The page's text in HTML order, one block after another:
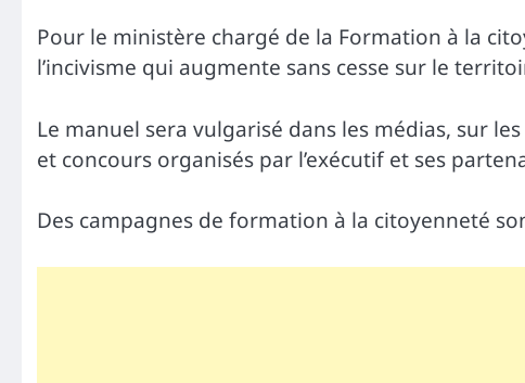
Pour le ministère chargé de la Formation à la
l’incivisme qui augmente sans cesse sur le
Le manuel sera vulgarisé dans les médias, sur
et concours organisés par l’exécutif et ses
Des campagnes de formation à la citoyenneté